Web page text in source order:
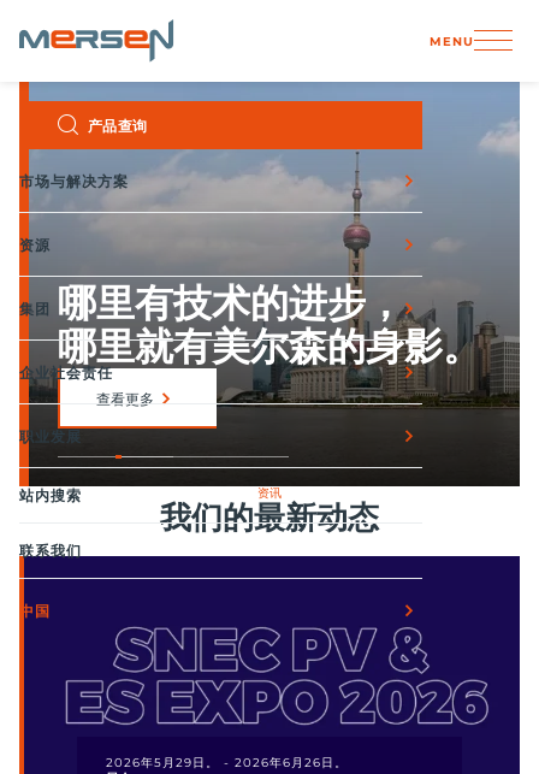
Skip
to
content
MENU
集团
企业社会责任
职业发展
站内搜索
联系我们
中国
市场与解决方案
资源
产品查询
哪里有技术的进步，
哪里就有美尔森的身影。
查看更多
资讯
我们的最新动态
2026年5月29日。 - 2026年6月26日。